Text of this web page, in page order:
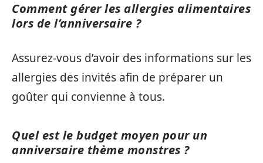
Comment gérer les allergies alimentaires
lors de l’anniversaire ?
Assurez-vous d’avoir des informations sur les
allergies des invités afin de préparer un
goûter qui convienne à tous.
Quel est le budget moyen pour un
anniversaire thème monstres ?